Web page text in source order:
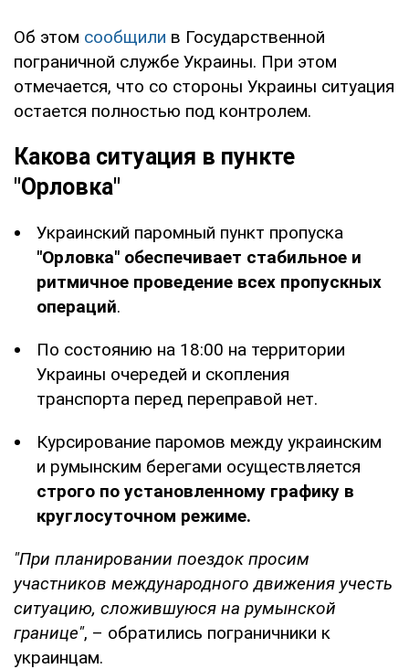
Об этом сообщили в Государственной
пограничной службе Украины. При этом
отмечается, что со стороны Украины ситуация
остается полностью под контролем.
Какова ситуация в пункте
"Орловка"
Украинский паромный пункт пропуска
"Орловка" обеспечивает стабильное и
ритмичное проведение всех пропускных
операций.
По состоянию на 18:00 на территории
Украины очередей и скопления
транспорта перед переправой нет.
Курсирование паромов между украинским
и румынским берегами осуществляется
строго по установленному графику в
круглосуточном режиме.
"При планировании поездок просим
участников международного движения учесть
ситуацию, сложившуюся на румынской
границе", – обратились пограничники к
украинцам.